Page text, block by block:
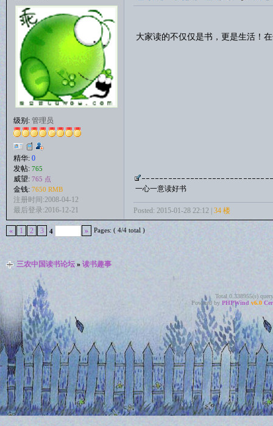
级别: 管理员
精华: 0
发帖: 765
威望: 765 点
金钱: 7650 RMB
注册时间:2008-04-12
最后登录:2016-12-21
大家读的不仅仅是书，更是生活！
一心一意读好书
Posted: 2015-01-28 22:12 | 34 楼
« 1 2 3 4 » Pages: ( 4/4 total )
三农中国读书论坛» 读书趣事
Total 0.338955(s)
Powered by PHPWind v6.0